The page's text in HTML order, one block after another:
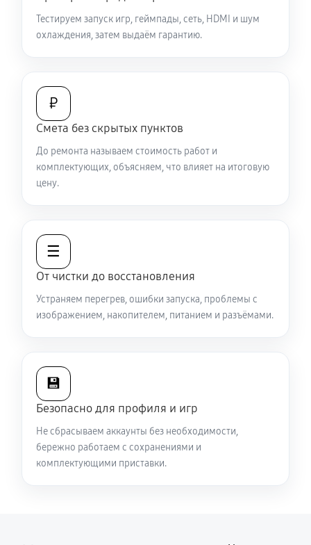
Тестируем запуск игр, геймпады, сеть, HDMI и шум
охлаждения, затем выдаём гарантию.
₽
Смета без скрытых пунктов
До ремонта называем стоимость работ и
комплектующих, объясняем, что влияет на итоговую
цену.
☰
От чистки до восстановления
Устраняем перегрев, ошибки запуска, проблемы с
изображением, накопителем, питанием и разъёмами.
💾
Безопасно для профиля и игр
Не сбрасываем аккаунты без необходимости,
бережно работаем с сохранениями и
комплектующими приставки.